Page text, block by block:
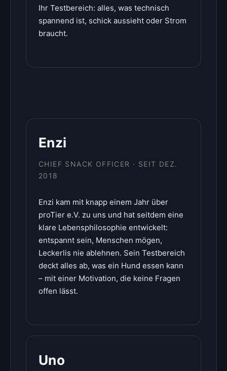
Ihr Testbereich: alles, was technisch
spannend ist, schick aussieht oder Strom
braucht.
Enzi
CHIEF SNACK OFFICER · SEIT DEZ.
2018
Enzi kam mit knapp einem Jahr über
proTier e.V. zu uns und hat seitdem eine
klare Lebensphilosophie entwickelt:
entspannt sein, Menschen mögen,
Leckerlis nie ablehnen. Sein Testbereich
deckt alles ab, was ein Hund essen kann
– mit einer Motivation, die keine Fragen
offen lässt.
Uno